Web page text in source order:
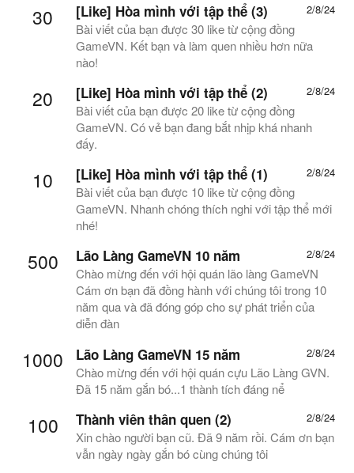
30 2/8/24
[Like] Hòa mình với tập thể (3)
Bài viết của bạn được 30 like từ cộng đồng
GameVN. Kết bạn và làm quen nhiều hơn nữa
nào!
20 2/8/24
[Like] Hòa mình với tập thể (2)
Bài viết của bạn được 20 like từ cộng đồng
GameVN. Có vẻ bạn đang bắt nhịp khá nhanh
đấy.
10 2/8/24
[Like] Hòa mình với tập thể (1)
Bài viết của bạn được 10 like từ cộng đồng
GameVN. Nhanh chóng thích nghi với tập thể mới
nhé!
500 2/8/24
Lão Làng GameVN 10 năm
Chào mừng đến với hội quán lão làng GameVN
Cám ơn bạn đã đồng hành với chúng tôi trong 10
năm qua và đã đóng góp cho sự phát triển của
diễn đàn
1000 2/8/24
Lão Làng GameVN 15 năm
Chào mừng đến với hội quán cựu Lão Làng GVN.
Đã 15 năm gắn bó...1 thành tích đáng nể
100 2/8/24
Thành viên thân quen (2)
Xin chào người bạn cũ. Đã 9 năm rồi. Cám ơn bạn
vẫn ngày ngày gắn bó cùng chúng tôi